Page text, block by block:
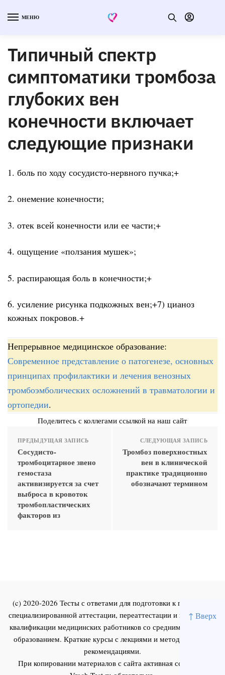
↑ Вверх
МЕНЮ
Типичный спектр
симптоматики тромбоза
глубоких вен
конечности включает
следующие признаки
1. боль по ходу сосудисто-нервного пучка;+
2. онемение конечности;
3. отек всей конечности или ее части;+
4. ощущение «ползания мушек»;
5. распирающая боль в конечности;+
6. усиление рисунка подкожных вен;+7) цианоз
кожных покровов.+
Непрерывное медицинское образование:
Современное представление о патогенезе, основных
принципах профилактики и лечения венозных
тромбоэмболических осложнений в травматологии и
ортопедии.
Поделитесь с коллегами ссылкой на наш сайт
ПРЕДЫДУЩАЯ ЗАПИСЬ
Сосудисто-
тромбоцитарное звено
гемостаза
активизируется за счет
выброса в кровоток
тромбопластических
факторов из
СЛЕДУЮЩАЯ ЗАПИСЬ
Тромбоз поверхностных
вен в клинической
практике традиционно
обозначают термином
(c) 2020-2026 Тесты с ответами для подготовки к первичной
специализированной аттестации, переаттестации и повышения
квалификации медицинских работников со средним и высшим
образованием. Краткие курсы с лекциями и методическими
рекомендациями.
При копировании материалов с сайта активная ссылка на